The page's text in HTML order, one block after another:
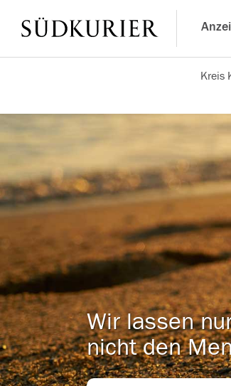
Kreis
Wir lassen
nicht den